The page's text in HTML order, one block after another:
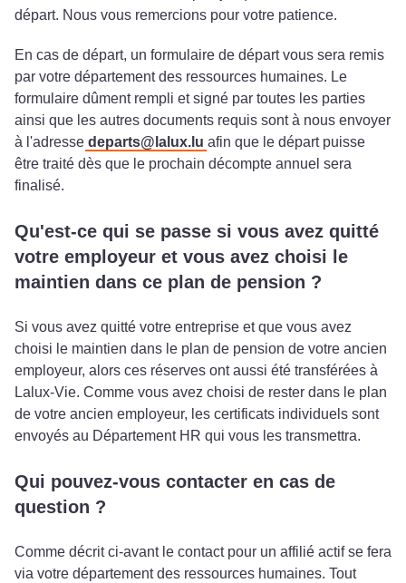
départ. Nous vous remercions pour votre patience.
En cas de départ, un formulaire de départ vous sera remis
par votre département des ressources humaines. Le
formulaire dûment rempli et signé par toutes les parties
ainsi que les autres documents requis sont à nous envoyer
à l'adresse departs@lalux.lu afin que le départ puisse
être traité dès que le prochain décompte annuel sera
finalisé.
Qu'est-ce qui se passe si vous avez quitté
votre employeur et vous avez choisi le
maintien dans ce plan de pension ?
Si vous avez quitté votre entreprise et que vous avez
choisi le maintien dans le plan de pension de votre ancien
employeur, alors ces réserves ont aussi été transférées à
Lalux-Vie. Comme vous avez choisi de rester dans le plan
de votre ancien employeur, les certificats individuels sont
envoyés au Département HR qui vous les transmettra.
Qui pouvez-vous contacter en cas de
question ?
Comme décrit ci-avant le contact pour un affilié actif se fera
via votre département des ressources humaines. Tout